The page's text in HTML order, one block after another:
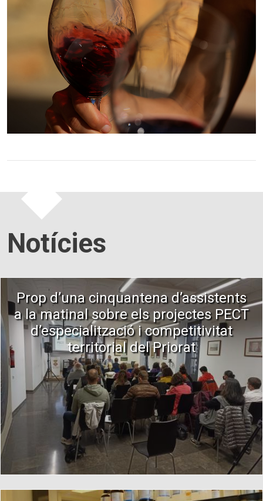
Notícies
Prop d’una cinquantena d’assistents
a la matinal sobre els projectes PECT
d’especialització i competitivitat
territorial del Priorat